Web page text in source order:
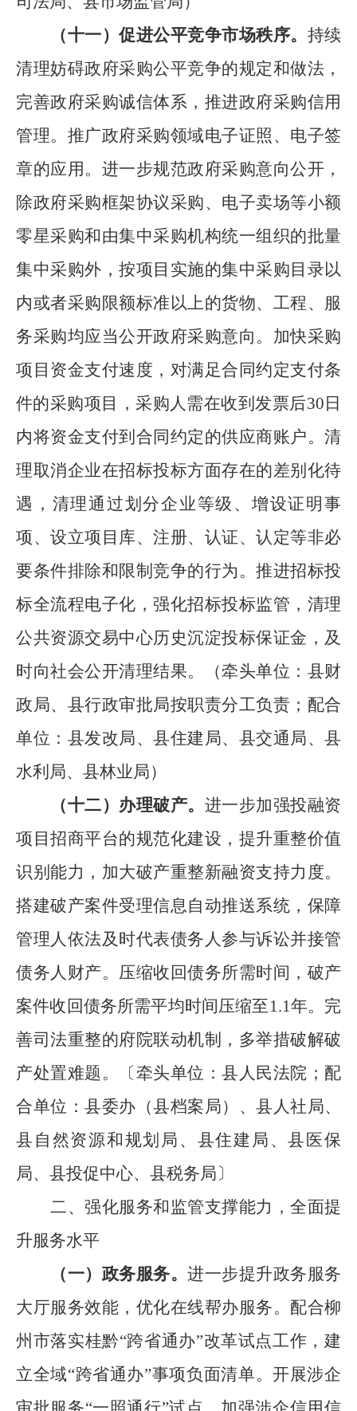
（十一）促进公平竞争市场秩序。 持续
清理妨碍政府采购公平竞争的规定和做法，
完善政府采购诚信体系，推进政府采购信用
管理。推广政府采购领域电子证照、电子签
章的应用。进一步规范政府采购意向公开，
除政府采购框架协议采购、电子卖场等小额
零星采购和由集中采购机构统一组织的批量
集中采购外，按项目实施的集中采购目录以
内或者采购限额标准以上的货物、工程、服
务采购均应当公开政府采购意向。加快采购
项目资金支付速度，对满足合同约定支付条
件的采购项目，采购人需在收到发票后30 日
内将资金支付到合同约定的供应商账户。清
理取消企业在招标投标方面存在的差别化待
遇，清理通过划分企业等级、增设证明事
项、设立项目库、注册、认证、认定等非必
要条件排除和限制竞争的行为。推进招标投
标全流程电子化，强化招标投标监管，清理
公共资源交易中心历史沉淀投标保证金，及
时向社会公开清理结果。
（牵头单位：县财
政局、 县行政审批局按职责分工负责 ； 配合
单位：县发改局、 县住建局、 县交通局、 县
水利局、 县林业局）
（十二） 办理破产。 进一步加强投融资
项目招商平台的规范化建设，提升重整价值
识别能力 ，加大破产重整新融资支持力度。
搭建破产案件受理信息自动推送系统， 保障
管理人依法及时代表债务人参与诉讼并接管
债务人财产。 压缩收回债务所需时间 ，破产
案件收回债务所需平均时间压缩至 1.1年。 完
善司法重整的府院联动机制，多举措破解破
产处置难题。
〔牵头单位：县人民法院 ； 配
合单位：县委办（县档案局）、 县 人社局、
县 自然资源和规划局、 县住建局、县 医保
局、 县投促中心、县税务局 〕
二、强化服务和监管支撑能力，全面提
升服务水平
（一）政务服务。 进一步提升政务服务
大厅服务效能，优化在线帮办服务。 配合柳
州市落实桂黔“跨省通办”改革试点工作，建
立全域“跨省通办”事项负面清单。开展涉企